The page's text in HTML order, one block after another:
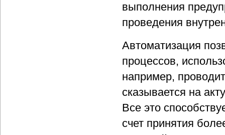
выполнения
проведения
Автоматизация
процессов,
например,
сказывается на
Все это
счет принятия